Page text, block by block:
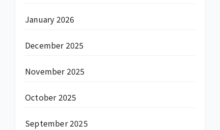
January 2026
December 2025
November 2025
October 2025
September 2025